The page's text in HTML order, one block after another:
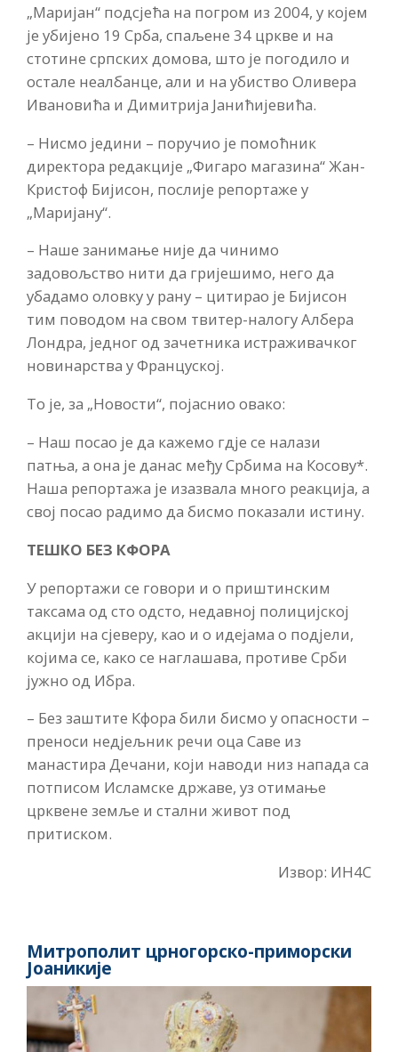
„Маријан“ подсјећа на погром из 2004, у којем
је убијено 19 Срба, спаљене 34 цркве и на
стотине српских домова, што је погодило и
остале неалбанце, али и на убиство Оливера
Ивановића и Димитрија Јанићијевића.
– Нисмо једини – поручио је помоћник
директора редакције „Фигаро магазина“ Жан-
Кристоф Бијисон, послије репортаже у
„Маријану“.
– Наше занимање није да чинимо
задовољство нити да гријешимо, него да
убадамо оловку у рану – цитирао је Бијисон
тим поводом на свом твитер-налогу Албера
Лондра, једног од зачетника истраживачког
новинарства у Француској.
То је, за „Новости“, појаснио овако:
– Наш посао је да кажемо гдје се налази
патња, а она је данас међу Србима на Косову*.
Наша репортажа је изазвала много реакција, а
свој посао радимо да бисмо показали истину.
ТЕШКО БЕЗ КФОРА
У репортажи се говори и о приштинским
таксама од сто одсто, недавној полицијској
акцији на сјеверу, као и о идејама о подјели,
којима се, како се наглашава, противе Срби
јужно од Ибра.
– Без заштите Кфора били бисмо у опасности –
преноси недјељник речи оца Саве из
манастира Дечани, који наводи низ напада са
потписом Исламске државе, уз отимање
црквене земље и стални живот под
притиском.
Извор: ИН4С
Митрополит црногорско-приморски
Јоаникије